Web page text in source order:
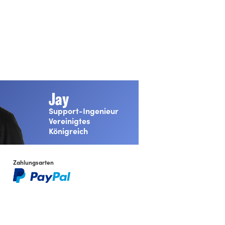
REC 601, REC 709.
Multirate-Unterstützung
SDI schaltet zwischen 1,5 Gbit/s HD und 3,0
Gbit/s 60P HD um
Jay
Support-Ingenieur
Vereinigtes
Königreich
Zahlungsarten